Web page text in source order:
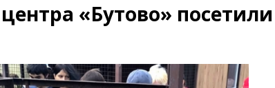
«Бутово»